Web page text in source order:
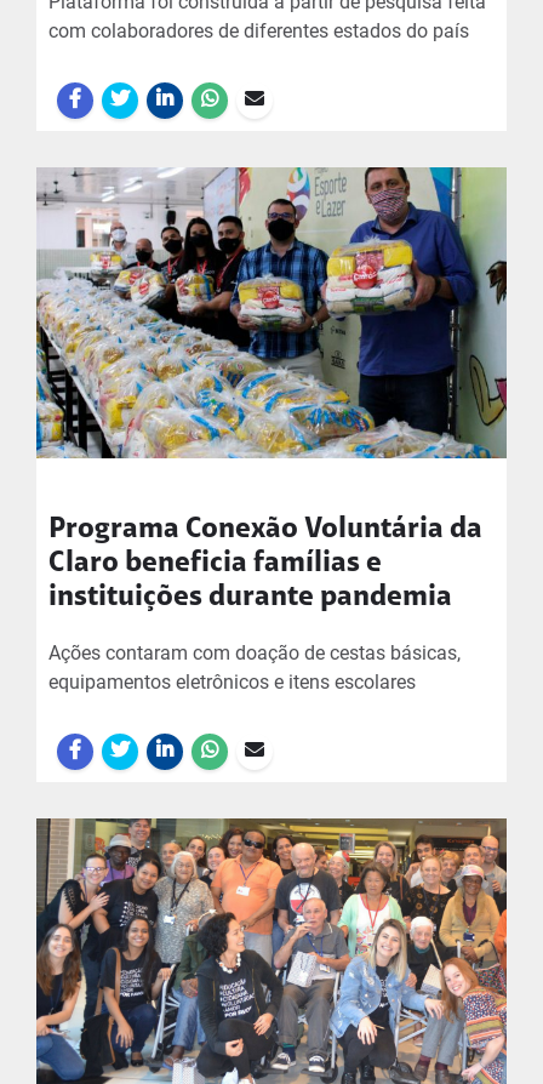
com colaboradores de diferentes estados do país
Programa Conexão Voluntária da
Claro beneficia famílias e
instituições durante pandemia
Ações contaram com doação de cestas básicas,
equipamentos eletrônicos e itens escolares